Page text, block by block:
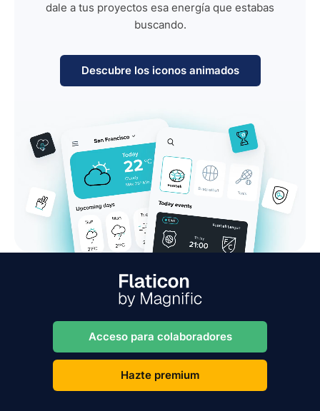
dale a tus proyectos esa energía que estabas
buscando.
Descubre los iconos animados
Acceso para colaboradores
Hazte premium